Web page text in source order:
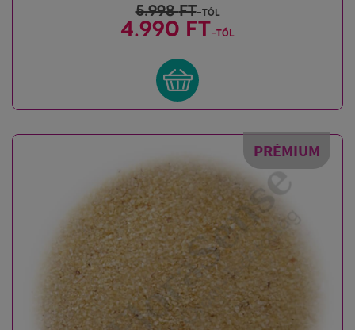
5.998FT-tól
4.990 FT-tól
PRÉMIUM